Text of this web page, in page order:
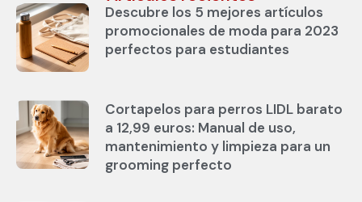
Descubre los 5 mejores artículos
promocionales de moda para 2023
perfectos para estudiantes
Cortapelos para perros LIDL barato
a 12,99 euros: Manual de uso,
mantenimiento y limpieza para un
grooming perfecto